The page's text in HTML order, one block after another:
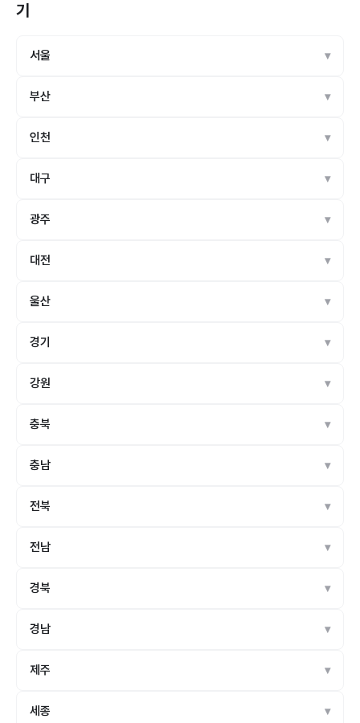
기
서울
부산
인천
대구
광주
대전
울산
경기
강원
충북
충남
전북
전남
경북
경남
제주
세종